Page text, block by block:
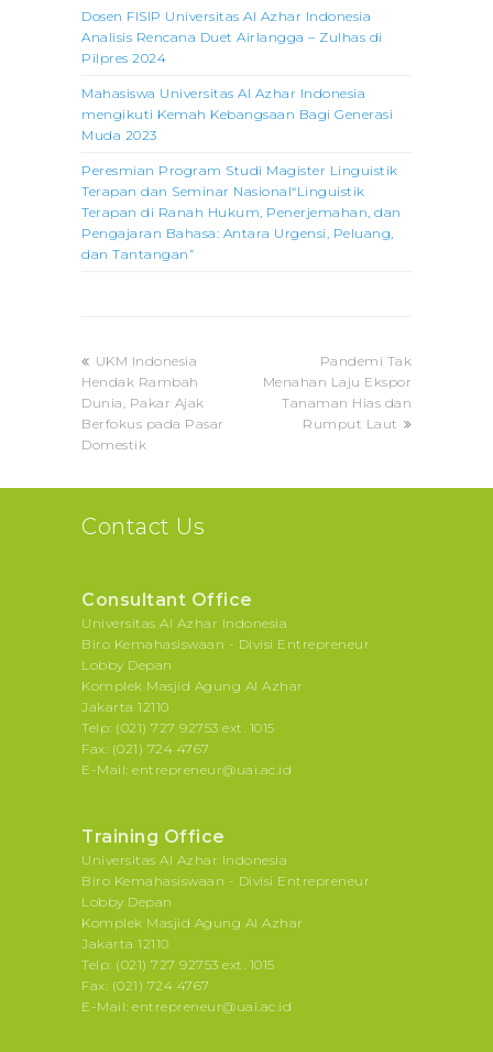
Dosen FISIP Universitas Al Azhar Indonesia
Analisis Rencana Duet Airlangga – Zulhas di
Pilpres 2024
Mahasiswa Universitas Al Azhar Indonesia
mengikuti Kemah Kebangsaan Bagi Generasi
Muda 2023
Peresmian Program Studi Magister Linguistik
Terapan dan Seminar Nasional“Linguistik
Terapan di Ranah Hukum, Penerjemahan, dan
Pengajaran Bahasa: Antara Urgensi, Peluang,
dan Tantangan”
previous
post:
UKM Indonesia
Hendak Rambah
Dunia, Pakar Ajak
Berfokus pada Pasar
Domestik
next
post:
Pandemi Tak
Menahan Laju Ekspor
Tanaman Hias dan
Rumput Laut
Contact Us
Consultant Office
Universitas Al Azhar Indonesia
Biro Kemahasiswaan - Divisi Entrepreneur
Lobby Depan
Komplek Masjid Agung Al Azhar
Jakarta 12110
Telp: (021) 727 92753 ext. 1015
Fax: (021) 724 4767
E-Mail: entrepreneur@uai.ac.id
Training Office
Universitas Al Azhar Indonesia
Biro Kemahasiswaan - Divisi Entrepreneur
Lobby Depan
Komplek Masjid Agung Al Azhar
Jakarta 12110
Telp: (021) 727 92753 ext. 1015
Fax: (021) 724 4767
E-Mail: entrepreneur@uai.ac.id